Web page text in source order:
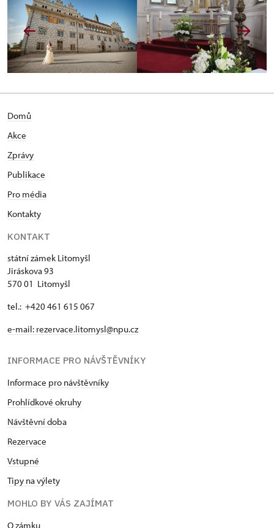
Domů
Akce
Zprávy
Publikace
Pro média
Kontakty
KONTAKT
státní zámek Litomyšl
Jiráskova 93
570 01 Litomyšl
tel.: +420 461 615 067
e-mail: rezervace.litomysl@npu.cz
INFORMACE PRO NÁVŠTĚVNÍKY
Informace pro návštěvníky
Prohlídkové okruhy
Návštěvní doba
Rezervace
Vstupné
Tipy na výlety
MOHLO BY VÁS ZAJÍMAT
O zámku